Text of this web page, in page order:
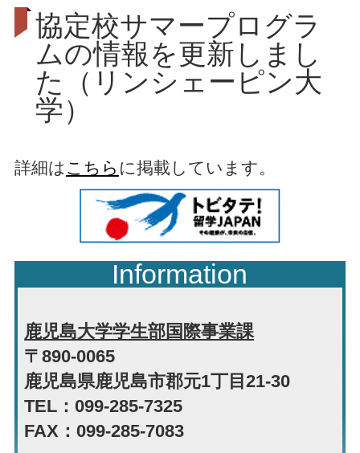
協定校サマープログラ
ムの情報を更新しまし
た（リンシェーピン大
学）
詳細は こちら に掲載しています。
Information
鹿児島大学学生部国際事業課
〒890-0065
鹿児島県鹿児島市郡元1丁目21-30
TEL：099-285-7325
FAX：099-285-7083